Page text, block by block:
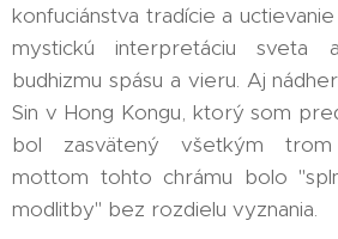
konfuciánstva tradície a
mystickú interpretáciu sveta
budhizmu spásu a vieru. Aj
Sin v Hong Kongu, ktorý som
bol zasvätený všetkým trom
mottom tohto chrámu bolo
modlitby" bez rozdielu vyznania.